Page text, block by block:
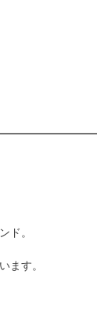
ド。
ます。